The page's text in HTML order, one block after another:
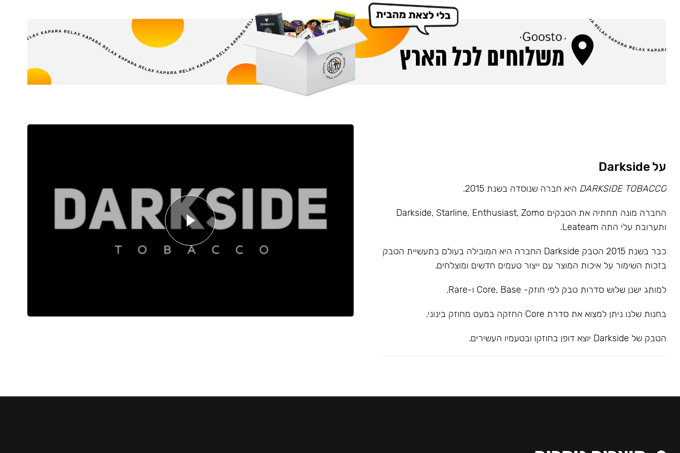
על Darkside
DARKSIDE TOBACCO היא חברה שנוסדה בשנת 2015.
החברה מונה תחתיה את הטבקים Darkside, Starline, Enthusiast, Zomo
ותערובת עלי התה Leateam.
כבר בשנת 2015 הטבק Darkside החברה היא המובילה בעולם בתעשיית הטבק
בזכות השימור על איכות המוצר עם ייצור טעמים חדשים ומוצלחים.
למותג ישנן שלוש סדרות טבק לפי חוזק- Core, Base ו-Rare.
בחנות שלנו ניתן למצוא את סדרת Core החזקה במעט מחוזק בינוני.
הטבק של Darkside יוצא דופן בחוזקו ובטעמיו העשירים.